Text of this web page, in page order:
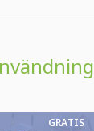
GRATIS